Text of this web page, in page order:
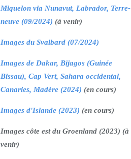
Miquelon via Nunavut, Labrador, Terre-
neuve (09/2024) (à venir)
Images du Svalbard (07/2024)
Images de Dakar, Bijagos (Guinée
Bissau), Cap Vert, Sahara occidental,
Canaries, Madère (2024) (en cours)
Images d'Islande (2023) (en cours)
Images côte est du Groenland (2023) (à
venir)